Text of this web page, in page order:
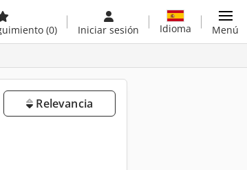
(0) Iniciar sesión Idioma Menú
Relevancia